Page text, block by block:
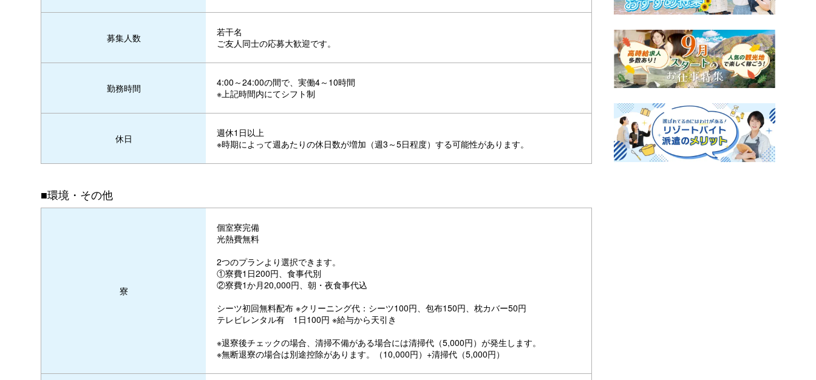
募集人数
若干名
ご友人同士の応募大歓迎です。
勤務時間
4:00～24:00の間で、実働4～10時間
※上記時間内にてシフト制
休日
週休1日以上
※時期によって週あたりの休日数が増加（週3～5日程度）する可能性があります。
■環境・その他
寮
個室寮完備
光熱費無料
2つのプランより選択できます。
①寮費1日200円、食事代別
②寮費1か月20,000円、朝・夜食事代込
シーツ初回無料配布 ※クリーニング代：シーツ100円、包布150円、枕カバー50円
テレビレンタル有 1日100円 ※給与から天引き
※退寮後チェックの場合、清掃不備がある場合には清掃代（5,000円）が発生します。
※無断退寮の場合は別途控除があります。（10,000円）+清掃代（5,000円）